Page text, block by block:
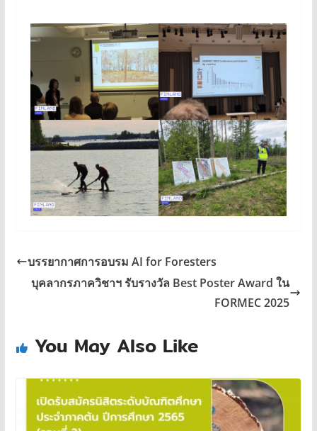
บรรยากาศการอบรม AI for Foresters
บุคลากรภาควิชาฯ รับรางวัล Best Poster Award ใน
FORMEC 2025
You May Also Like